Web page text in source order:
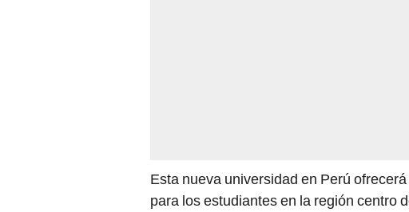
Esta nueva universidad en Perú
para los estudiantes en la región centro